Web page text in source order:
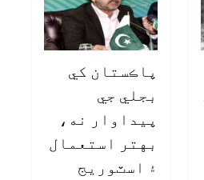
پاڪستان کي
بجلي جي
پيداوار نه،
بهتر استعمال
۽ اسٽوريج